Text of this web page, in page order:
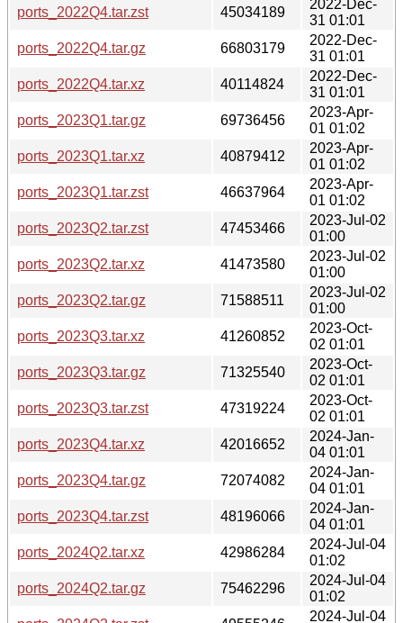
ports_2022Q4.tar.zst
45034189
2022-Dec-
31 01:01
ports_2022Q4.tar.gz
66803179
2022-Dec-
31 01:01
ports_2022Q4.tar.xz
40114824
2022-Dec-
31 01:01
ports_2023Q1.tar.gz
69736456
2023-Apr-
01 01:02
ports_2023Q1.tar.xz
40879412
2023-Apr-
01 01:02
ports_2023Q1.tar.zst
46637964
2023-Apr-
01 01:02
ports_2023Q2.tar.zst
47453466
2023-Jul-02
01:00
ports_2023Q2.tar.xz
41473580
2023-Jul-02
01:00
ports_2023Q2.tar.gz
71588511
2023-Jul-02
01:00
ports_2023Q3.tar.xz
41260852
2023-Oct-
02 01:01
ports_2023Q3.tar.gz
71325540
2023-Oct-
02 01:01
ports_2023Q3.tar.zst
47319224
2023-Oct-
02 01:01
ports_2023Q4.tar.xz
42016652
2024-Jan-
04 01:01
ports_2023Q4.tar.gz
72074082
2024-Jan-
04 01:01
ports_2023Q4.tar.zst
48196066
2024-Jan-
04 01:01
ports_2024Q2.tar.xz
42986284
2024-Jul-04
01:02
ports_2024Q2.tar.gz
75462296
2024-Jul-04
01:02
2024-Jul-04